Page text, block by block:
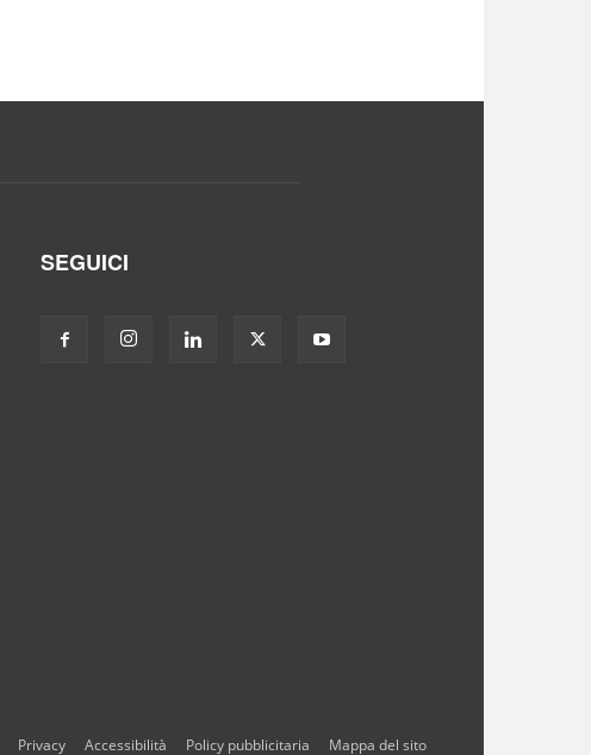
SEGUICI
Privacy Accessibilità Policy pubblicitaria Mappa del sito